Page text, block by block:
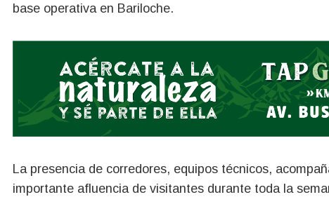
base operativa en Bariloche.
La presencia de corredores, equipos técnicos,
importante afluencia de visitantes durante toda la